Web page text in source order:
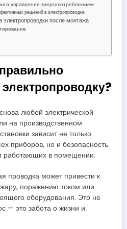
управления энергопотреблением
решений в электропроводке
электропроводки после монтажа
любой электрической
на производственном
зависит не только
приборов, но и безопасность
в помещении.
проводка может привести к
поражению током или
оборудования. Это не
— это забота о жизни и